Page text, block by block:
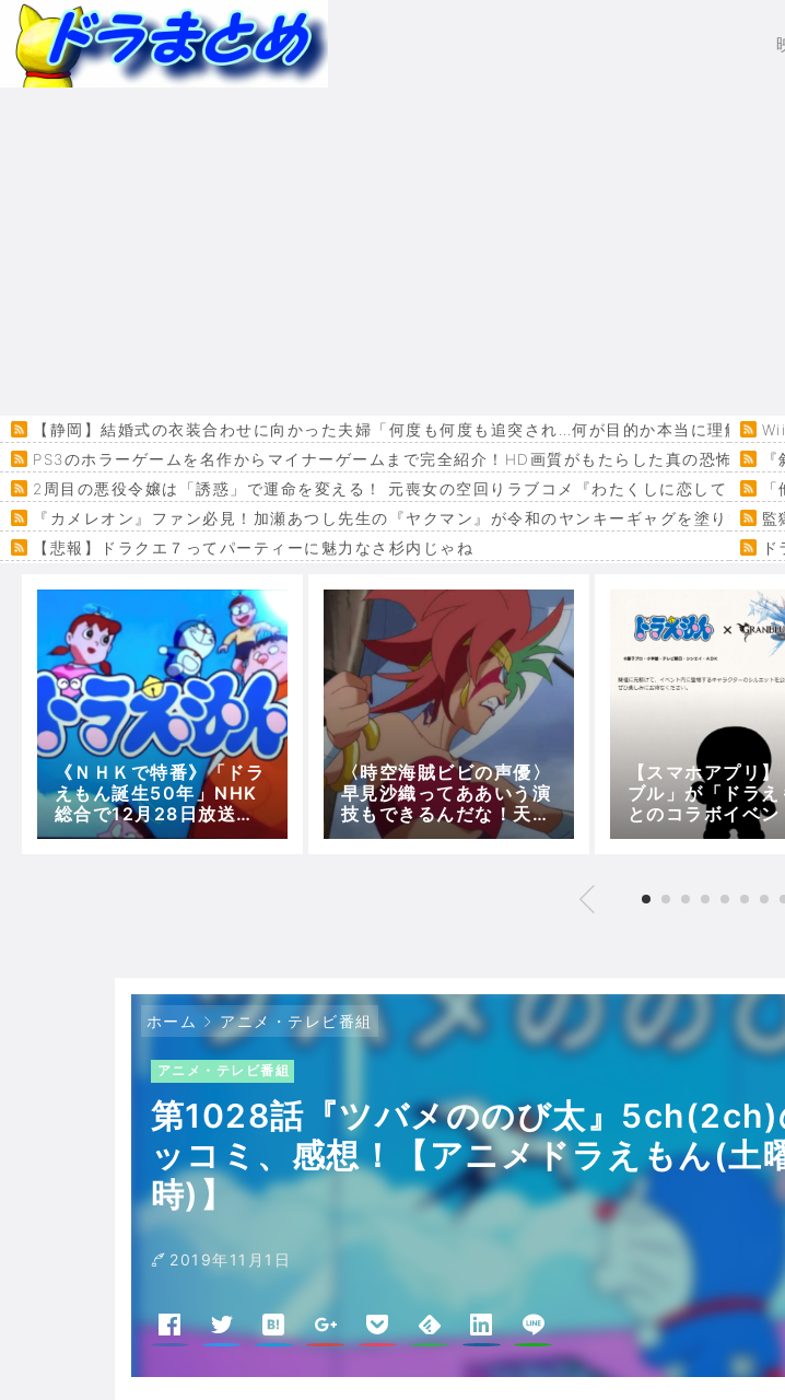
【静岡】結婚式の衣装合わせに向かった夫婦「何度も何度も追突され…何が目的か本当に理解で
PS3のホラーゲームを名作からマイナーゲームまで完全紹介！HD画質がもたらした真の恐怖…
2周目の悪役令嬢は「誘惑」で運命を変える！ 元喪女の空回りラブコメ『わたくしに恋してくださ
『カメレオン』ファン必見！加瀬あつし先生の『ヤクマン』が令和のヤンキーギャグを塗り替える
監
【悲報】ドラクエ７ってパーティーに魅力なさ杉内じゃね
Powered by livedoor 相互RSS
《ＮＨＫで特番》「ドラ
えもん誕生50年」NHK
総合で12月28日放送予
定！アニメ声優陣が声の
〈時空海賊ビビの声優〉
早見沙織ってああいう演
技もできるんだな！天然
キャラばかりと思ってい
【スマホアプリ
ブル」が「ドラえ
とのコラボイベン
決定！12月上旬
ホーム アニメ・テレビ番組
アニメ・テレビ番組
第1028話『ツバメののび太』5ch(2ch)
ッコミ、感想！【アニメドラえもん(土
時)】
2019年11月1日